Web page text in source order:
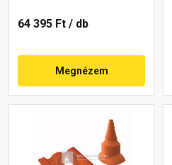
64 395 Ft / db
Megnézem